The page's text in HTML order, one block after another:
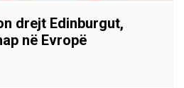
drejt Edinburgut,
në Evropë